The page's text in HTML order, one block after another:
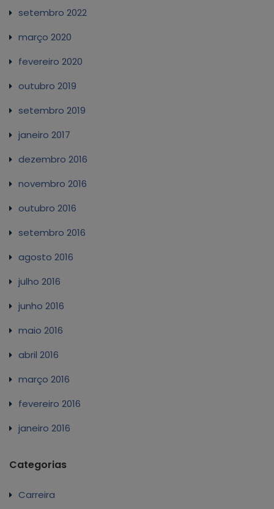
setembro 2022
março 2020
fevereiro 2020
outubro 2019
setembro 2019
janeiro 2017
dezembro 2016
novembro 2016
outubro 2016
setembro 2016
agosto 2016
julho 2016
junho 2016
maio 2016
abril 2016
março 2016
fevereiro 2016
janeiro 2016
Categorias
Carreira